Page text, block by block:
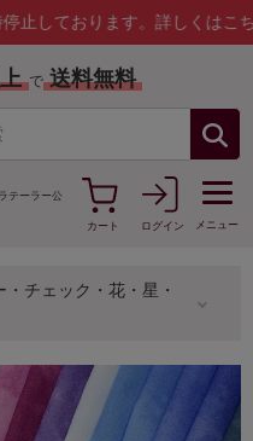
ります。詳しくはこちら
で 送料無料
テーラー公
カート
ログイン メニュー
チェック・花・星・